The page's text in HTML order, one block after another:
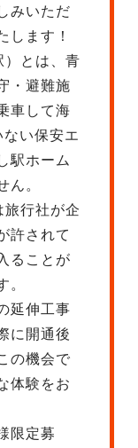
みいただ
します！
）とは、青
・避難施
車して海
い保安エ
駅ホーム
ん。
行社が企
許されて
ることが
。
延伸工事
に開通後
の機会で
体験をお
限定募